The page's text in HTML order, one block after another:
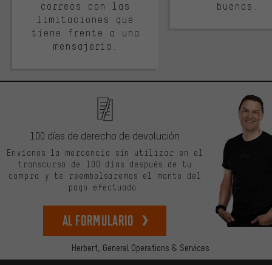
correos con las
limitaciones que
tiene frente a una
mensajería.
buenos.
Herbert, General Operations & Services
100 días de derecho de devolución
Envíanos la mercancía sin utilizar en el
transcurso de 100 días después de tu
compra y te reembolsaremos el monto del
pago efectuado.
Al formulario